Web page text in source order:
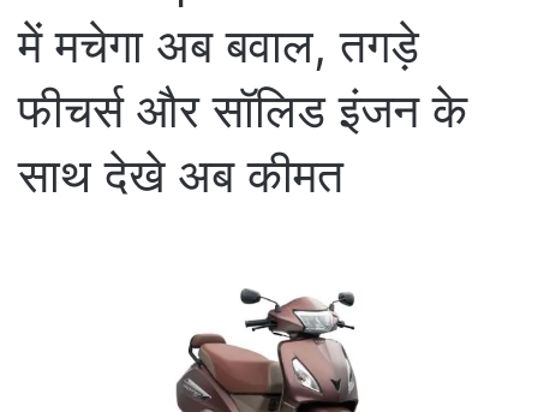
में मचेगा अब बवाल, तगड़े
फीचर्स और सॉलिड इंजन के
साथ देखे अब कीमत